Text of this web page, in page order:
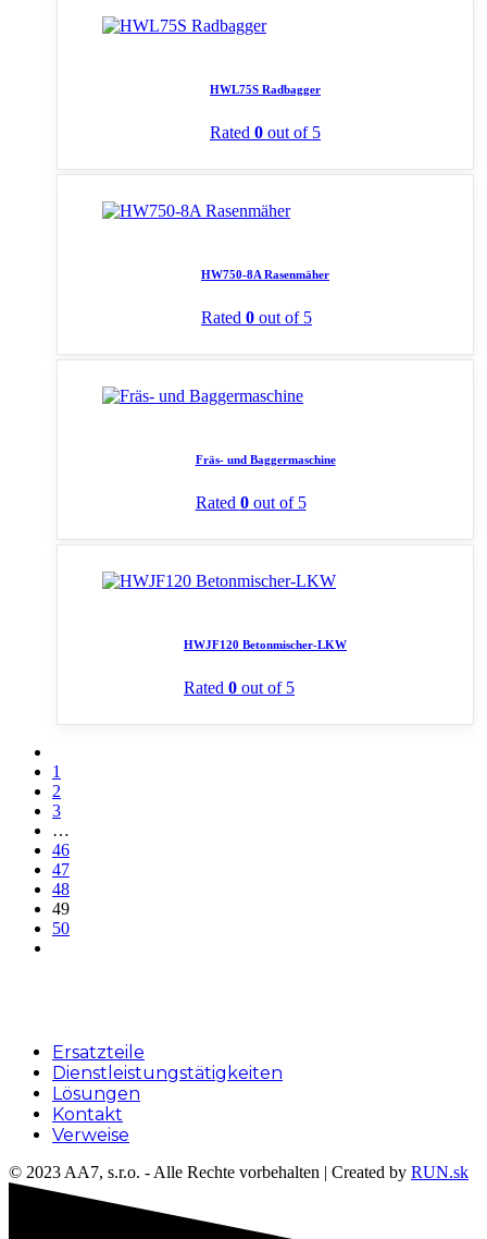
HWL75S Radbagger
Rated 0 out of 5
HW750-8A Rasenmäher
Rated 0 out of 5
Fräs- und Baggermaschine
Rated 0out of 5
HWJF120 Betonmischer-LKW
Rated 0 out of 5
1
2
3
…
46
47
48
49
50
Ersatzteile
Dienstleistungstätigkeiten
Lösungen
Kontakt
Verweise
© 2023 AA7, s.r.o. - Alle Rechte vorbehalten | Created by RUN.sk